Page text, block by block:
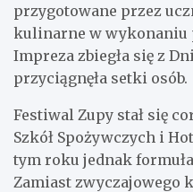
przygotowane przez
kulinarne w wykonaniu
Impreza zbiegła się z
przyciągnęła setki osób.
Festiwal Zupy stał się
Szkół Spożywczych i
tym roku jednak
Zamiast zwyczajowego